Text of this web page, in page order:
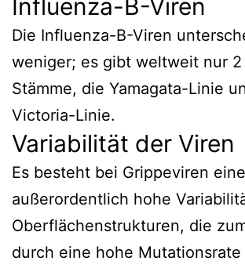
Influenza-B-Viren
Die Influenza-B-Viren
weniger; es gibt weltweit nur 2
Stämme, die Yamagata-Linie
Victoria-Linie.
Variabilität der Viren
Es besteht bei Grippeviren eine
außerordentlich hohe
Oberflächenstrukturen, die
durch eine hohe